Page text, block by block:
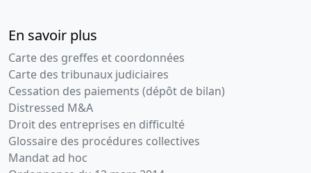
En savoir plus
Carte des greffes et coordonnées
Carte des tribunaux judiciaires
Cessation des paiements (dépôt de bilan)
Distressed M&A
Droit des entreprises en difficulté
Glossaire des procédures collectives
Mandat ad hoc